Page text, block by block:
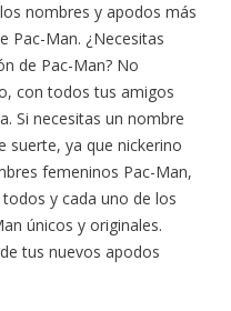
nombres y apodos más
Pac-Man. ¿Necesitas
de Pac-Man? No
con todos tus amigos
Si necesitas un nombre
suerte, ya que nickerino
femeninos Pac-Man,
y cada uno de los
únicos y originales.
tus nuevos apodos